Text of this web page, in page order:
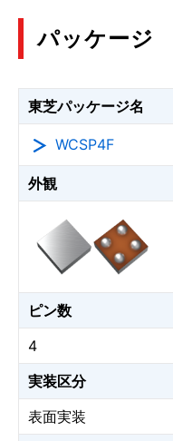
パッケージ
東芝パッケージ名
WCSP4F
外観
ピン数
4
実装区分
表面実装